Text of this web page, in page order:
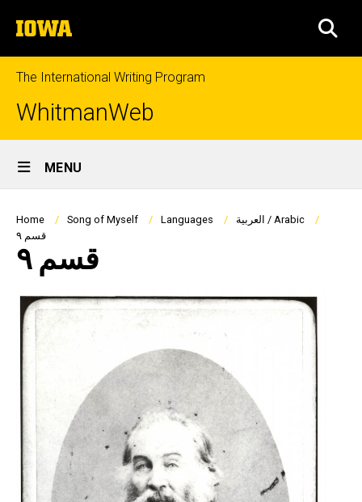
to
content
The
University
of
Iowa
The International Writing Program
WhitmanWeb
Site
Main
Navigation
MENU
Breadcrumb
Home Song of Myself Languages
العربية / Arabic
قسم ٩
قسم ٩